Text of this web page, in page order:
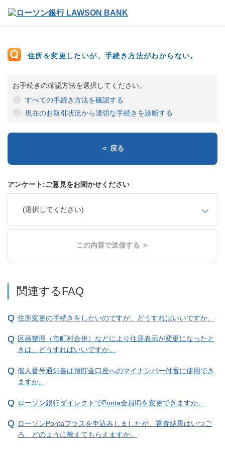
住所を変更したいが、手続き方法がわからない。
お手続きの確認方法を選択してください。
すべての手続き方法を確認する
現在のお取引状況から適切な手続きを診断する
＜ 戻る
アンケート:ご意見をお聞かせください
(選択してください)
この内容で送信する ＞
関連するFAQ
住所変更の手続きをしたいのですが、どうすればいいですか。
区画整理（市町村合併）などにより住居表示が変更になったと
きは、どうすればいいですか。
個人番号通知書は預貯金口座へのマイナンバー付番に使用でき
ますか。
ローソン銀行ダイレクトでPonta会員IDを変更できますか。
ローソンPontaプラスを申込みしましたが、審査結果はいつご
ろ、どのように教えてもらえますか。